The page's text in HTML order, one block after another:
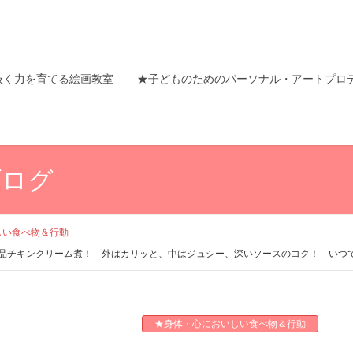
力を育てる絵画教室 ★子どものためのパーソナル・アートプロ
グ
食べ物＆行動
キンクリーム煮！ 外はカリッと、中はジュシー、深いソースのコク！ いつ
★身体・心においしい食べ物＆行動